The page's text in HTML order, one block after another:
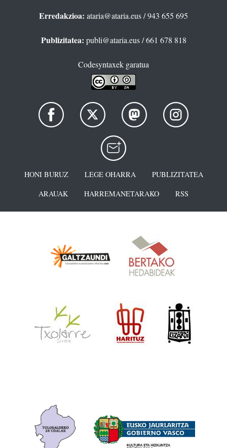
Erredakzioa: ataria@ataria.eus/ 943 655 695
Publizitatea: publi@ataria.eus/ 661 678 818
Codesyntaxek garatua
HONI BURUZ LEGE OHARRA
PUBLIZITATEA
ARAUAK
HARREMANETARAKO RSS